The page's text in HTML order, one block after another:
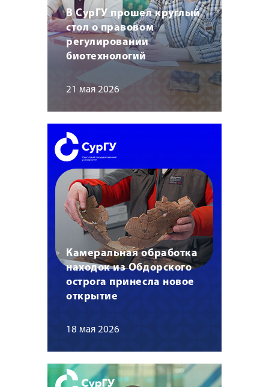
В СурГУ прошел круглый
стол о правовом
регулировании
биотехнологий
21 мая 2026
Камеральная обработка
находок из Обдорского
острога принесла новое
открытие
18 мая 2026